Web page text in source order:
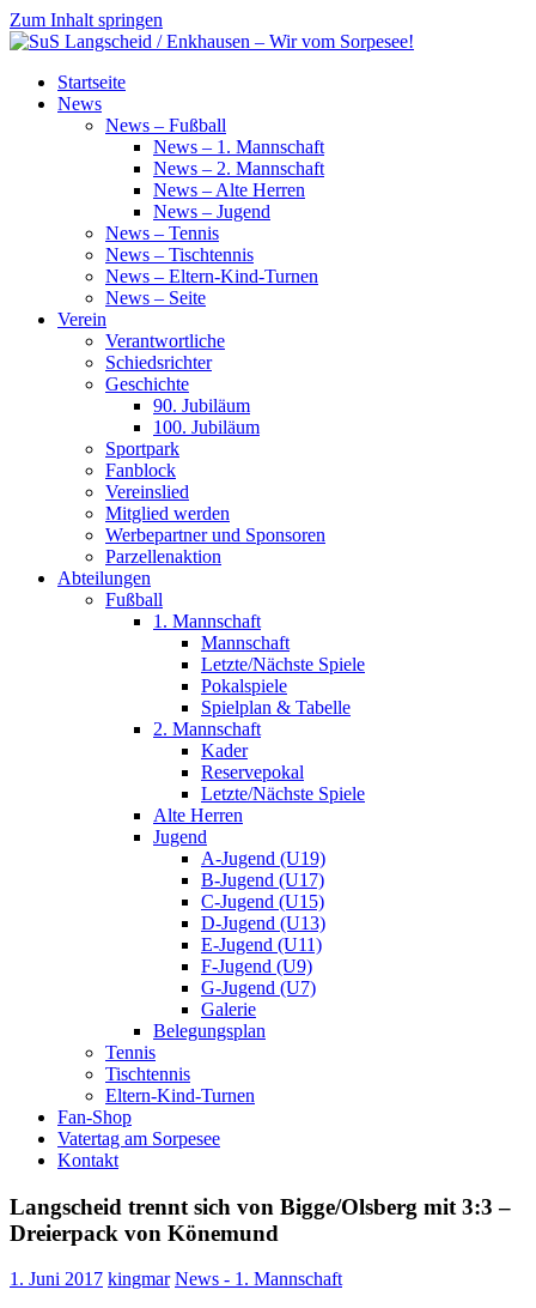
Zum Inhalt springen
SuS
Langscheid
Startseite
News
News – Fußball
News – 1. Mannschaft
News – 2. Mannschaft
News – Alte Herren
News – Jugend
News – Tennis
News – Tischtennis
News – Eltern-Kind-Turnen
News – Seite
Verein
Verantwortliche
Schiedsrichter
Geschichte
90. Jubiläum
100. Jubiläum
Sportpark
Fanblock
Vereinslied
Mitglied werden
Werbepartner und Sponsoren
Parzellenaktion
Abteilungen
Fußball
1. Mannschaft
Mannschaft
Letzte/Nächste Spiele
Pokalspiele
Spielplan & Tabelle
2. Mannschaft
Kader
Reservepokal
Letzte/Nächste Spiele
Alte Herren
Jugend
A-Jugend (U19)
B-Jugend (U17)
C-Jugend (U15)
D-Jugend (U13)
E-Jugend (U11)
F-Jugend (U9)
G-Jugend (U7)
Galerie
Belegungsplan
Tennis
Tischtennis
Eltern-Kind-Turnen
Fan-Shop
Vatertag am Sorpesee
Kontakt
Langscheid trennt sich von Bigge/Olsberg mit 3:3 –
Dreierpack von Könemund
1. Juni 2017 kingmar News - 1. Mannschaft